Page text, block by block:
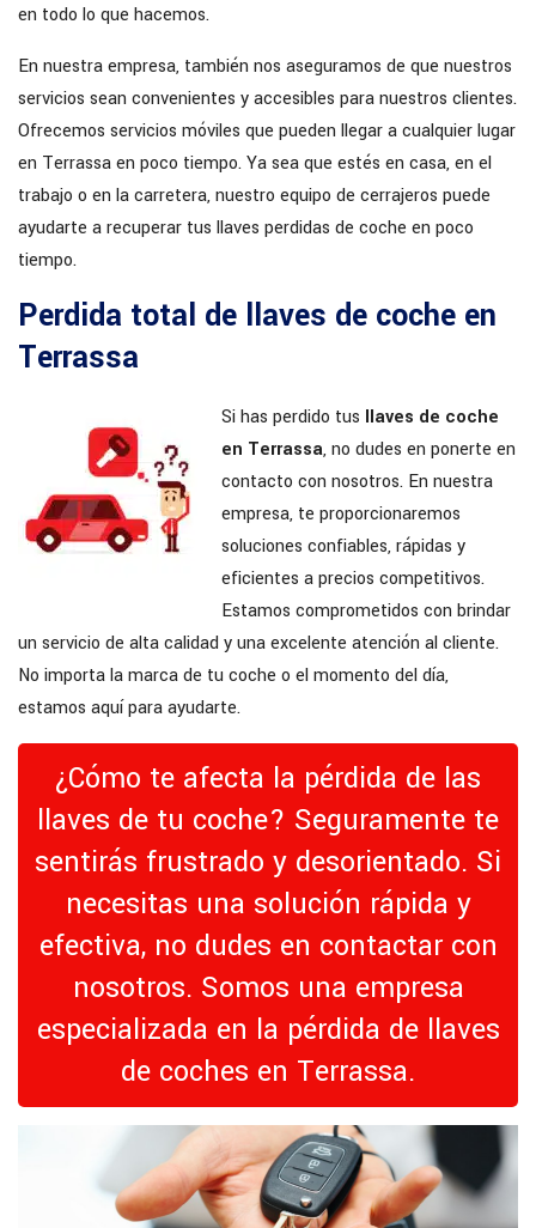
en todo lo que hacemos.
En nuestra empresa, también nos aseguramos de que nuestros
servicios sean convenientes y accesibles para nuestros clientes.
Ofrecemos servicios móviles que pueden llegar a cualquier lugar
en Terrassa en poco tiempo. Ya sea que estés en casa, en el
trabajo o en la carretera, nuestro equipo de cerrajeros puede
ayudarte a recuperar tus llaves perdidas de coche en poco
tiempo.
Perdida total de llaves de coche en
Terrassa
Si has perdido tus llaves de coche
en Terrassa, no dudes en ponerte en
contacto con nosotros. En nuestra
empresa, te proporcionaremos
soluciones confiables, rápidas y
eficientes a precios competitivos.
Estamos comprometidos con brindar
un servicio de alta calidad y una excelente atención al cliente.
No importa la marca de tu coche o el momento del día,
estamos aquí para ayudarte.
¿Cómo te afecta la pérdida de las
llaves de tu coche? Seguramente te
sentirás frustrado y desorientado. Si
necesitas una solución rápida y
efectiva, no dudes en contactar con
nosotros. Somos una empresa
especializada en la pérdida de llaves
de coches en Terrassa.